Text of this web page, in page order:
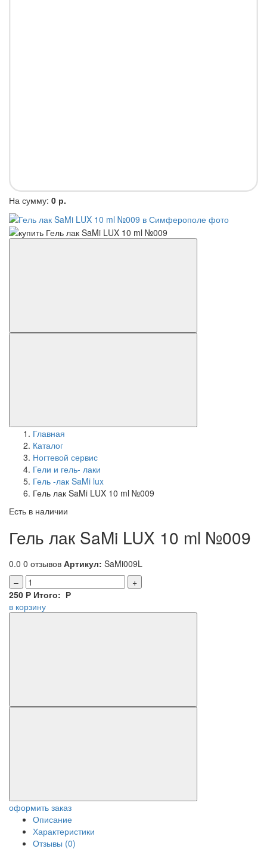
На сумму: 0 р.
Главная
Каталог
Ногтевой сервис
Гели и гель- лаки
Гель -лак SaMi lux
Гель лак SaMi LUX 10 ml №009
Есть в наличии
Гель лак SaMi LUX 10 ml №009
0.0 0 отзывов Артикул: SaMi009L
–
+
250 Р Итого: Р
в корзину
оформить заказ
Описание
Характеристики
Отзывы (0)